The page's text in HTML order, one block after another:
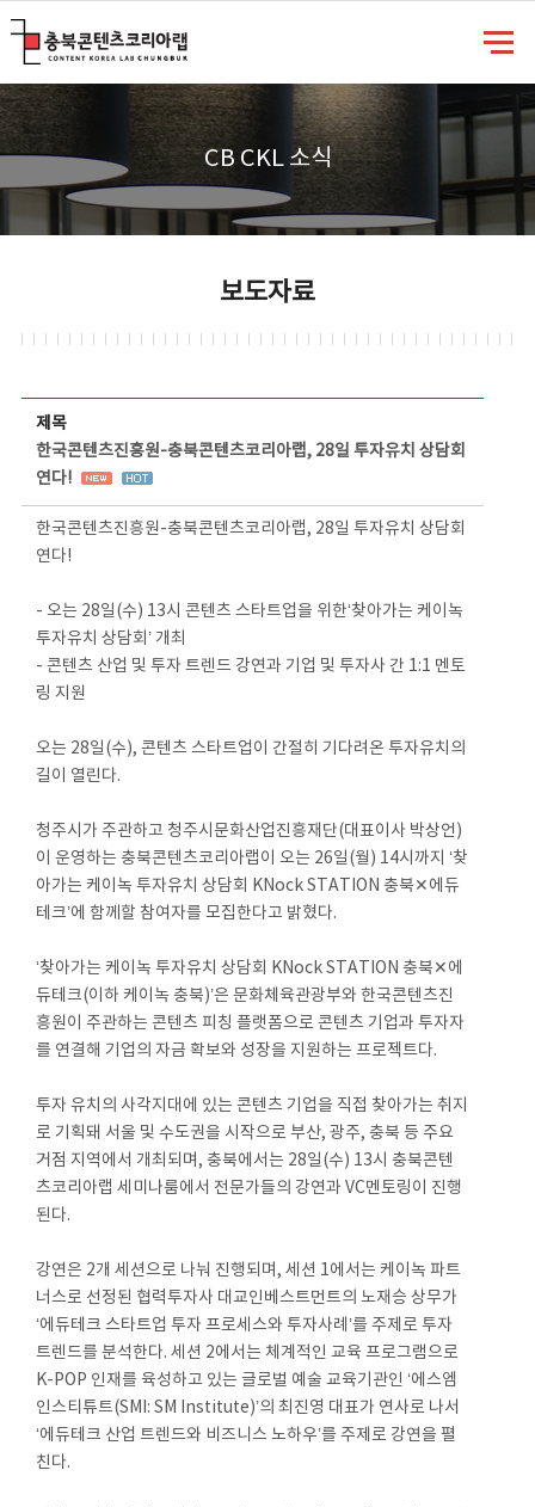
CB CKL 소식
보도자료
제목
한국콘텐츠진흥원-충북콘텐츠코리아랩, 28일 투자유치 상담회
연다!
한국콘텐츠진흥원-충북콘텐츠코리아랩, 28일 투자유치 상담회
연다!
- 오는 28일(수) 13시 콘텐츠 스타트업을 위한‘찾아가는 케이녹
투자유치 상담회’ 개최
- 콘텐츠 산업 및 투자 트렌드 강연과 기업 및 투자사 간 1:1 멘토
링 지원
오는 28일(수), 콘텐츠 스타트업이 간절히 기다려온 투자유치의
길이 열린다.
청주시가 주관하고 청주시문화산업진흥재단(대표이사 박상언)
이 운영하는 충북콘텐츠코리아랩이 오는 26일(월) 14시까지 ‘찾
아가는 케이녹 투자유치 상담회 KNock STATION 충북✕에듀
테크’에 함께할 참여자를 모집한다고 밝혔다.
‘찾아가는 케이녹 투자유치 상담회 KNock STATION 충북✕에
듀테크(이하 케이녹 충북)’은 문화체육관광부와 한국콘텐츠진
흥원이 주관하는 콘텐츠 피칭 플랫폼으로 콘텐츠 기업과 투자자
를 연결해 기업의 자금 확보와 성장을 지원하는 프로젝트다.
투자 유치의 사각지대에 있는 콘텐츠 기업을 직접 찾아가는 취지
로 기획돼 서울 및 수도권을 시작으로 부산, 광주, 충북 등 주요
거점 지역에서 개최되며, 충북에서는 28일(수) 13시 충북콘텐
츠코리아랩 세미나룸에서 전문가들의 강연과 VC멘토링이 진행
된다.
강연은 2개 세션으로 나눠 진행되며, 세션 1에서는 케이녹 파트
너스로 선정된 협력투자사 대교인베스트먼트의 노재승 상무가
‘에듀테크 스타트업 투자 프로세스와 투자사례’를 주제로 투자
트렌드를 분석한다. 세션 2에서는 체계적인 교육 프로그램으로
K-POP 인재를 육성하고 있는 글로벌 예술 교육기관인 ‘에스엠
인스티튜트(SMI: SM Institute)’의 최진영 대표가 연사로 나서
‘에듀테크 산업 트렌드와 비즈니스 노하우’를 주제로 강연을 펼
친다.